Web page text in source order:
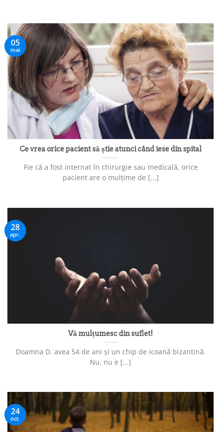
Ce vrea orice pacient să știe atunci când iese din spital
Fie că a fost internat în chirurgie sau medicală, orice
pacient are o mulțime de [...]
05
mai
Vă mulțumesc din suflet!
Doamna D. avea 54 de ani și un chip de icoană bizantină.
Nu, nu e [...]
28
apr.
24
oct.